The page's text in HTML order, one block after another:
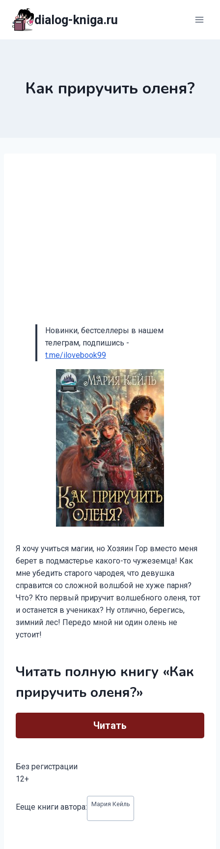
содержимому
dialog-kniga.ru
Как приручить оленя?
Новинки, бестселлеры в нашем
телеграм, подпишись -
t.me/ilovebook99
Я хочу учиться магии, но Хозяин Гор вместо меня
берет в подмастерье какого-то чужеземца! Как
мне убедить старого чародея, что девушка
справится со сложной волшбой не хуже парня?
Что? Кто первый приручит волшебного оленя, тот
и останется в учениках? Ну отлично, берегись,
зимний лес! Передо мной ни один олень не
устоит!
Читать полную книгу «Как
приручить оленя?»
Читать
Без регистрации
12+
записи:
Ееще книги автора: Мария Кейль